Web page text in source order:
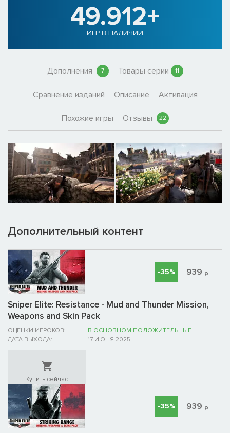
49.912+
ИГР В НАЛИЧИИ
Дополнения 7 Товары серии 11
Сравнение изданий Описание Активация
Похожие игры Отзывы 22
Дополнительный контент
Sniper Elite: Resistance - Mud and Thunder Mission,
Weapons and Skin Pack
ОЦЕНКИ ИГРОКОВ:
В ОСНОВНОМ ПОЛОЖИТЕЛЬНЫЕ
ДАТА ВЫХОДА:
17 ИЮНЯ 2025
-35% 939 р
Купить сейчас
-35% 939 р